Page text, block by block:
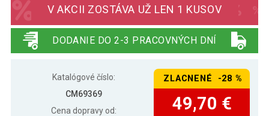
V AKCII ZOSTÁVA UŽ LEN 1 KUSOV
DODANIE DO 2-3 PRACOVNÝCH DNÍ
Katalógové číslo:
CM69369
Cena dopravy od:
ZLACNENÉ -28 %
49,70 €